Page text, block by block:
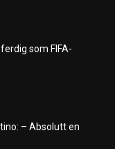
som FIFA-
– Absolutt en